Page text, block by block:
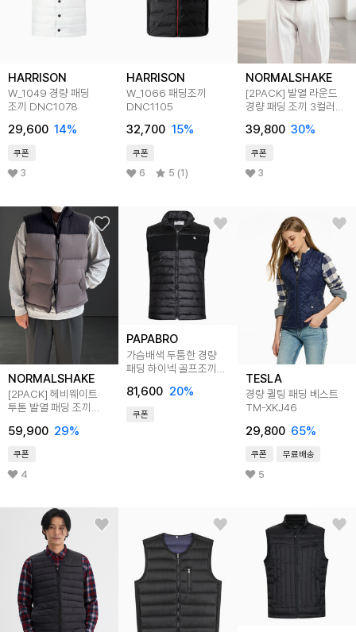
HARRISON
W_1049 경량 패딩
조끼 DNC1078
29,600 14%
쿠폰
3
HARRISON
W_1066 패딩조끼
DNC1105
32,700 15%
쿠폰
6 5 (1)
NORMALSHAKE
[2PACK] 발열 라운드
경량 패딩 조끼 3컬러
39,800 30%
쿠폰
3
NORMALSHAKE
[2PACK] 헤비웨이트
투톤 발열 패딩 조끼
59,900 29%
쿠폰
4
PAPABRO
가슴배색 두툼한 경량
패딩 하이넥 골프조끼
81,600 20%
쿠폰
TESLA
경량 퀼팅 패딩 베스트
TM-XKJ46
29,800 65%
쿠폰 무료배송
5